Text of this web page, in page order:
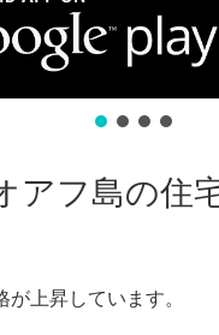
アフ島の住
上昇しています。